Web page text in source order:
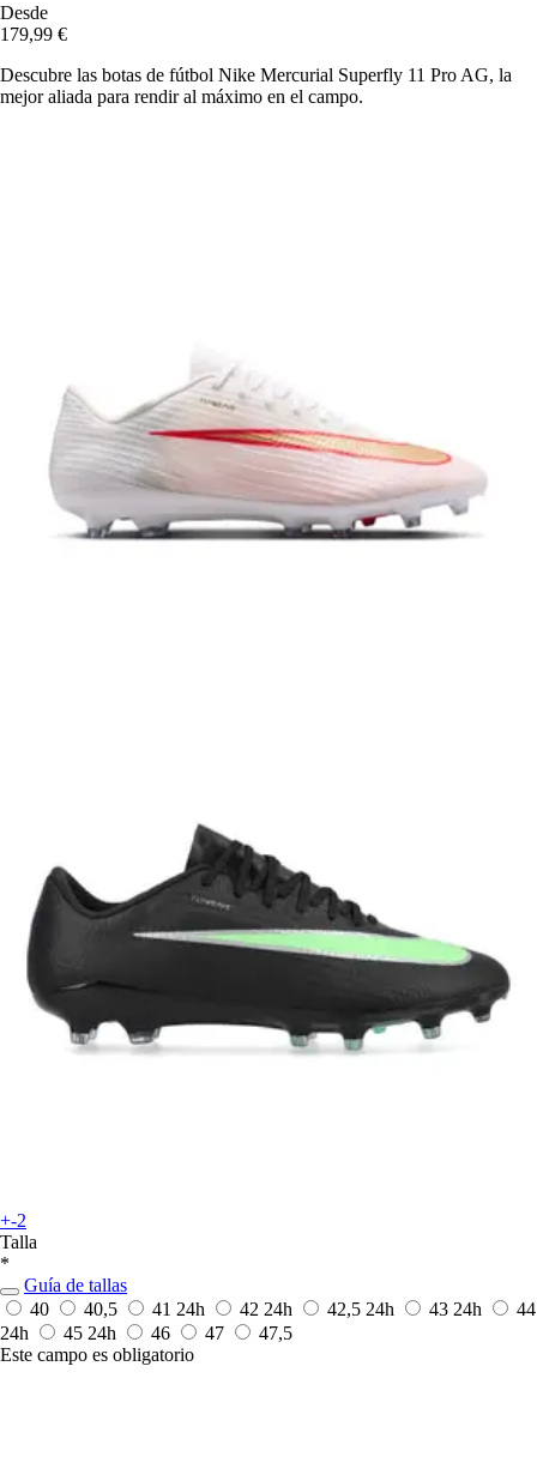
Desde
179,99 €
Descubre las botas de fútbol Nike Mercurial Superfly 11 Pro AG, la
mejor aliada para rendir al máximo en el campo.
+-2
Talla
*
Guía de tallas
40
40,5 41 24h 42 24h 42,5 24h 43 24h
44
24h
45 24h 46 47
47,5
Este campo es obligatorio